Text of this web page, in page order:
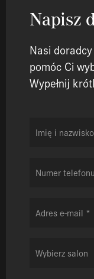
Napisz
Nasi
pomóc Ci
Wypełnij